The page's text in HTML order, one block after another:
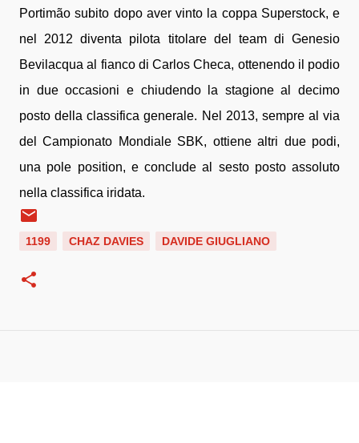
Portimão subito dopo aver vinto la coppa Superstock, e
nel 2012 diventa pilota titolare del team di Genesio
Bevilacqua al fianco di Carlos Checa, ottenendo il podio
in due occasioni e chiudendo la stagione al decimo
posto della classifica generale. Nel 2013, sempre al via
del Campionato Mondiale SBK, ottiene altri due podi,
una pole position, e conclude al sesto posto assoluto
nella classifica iridata.
1199 CHAZ DAVIES DAVIDE GIUGLIANO